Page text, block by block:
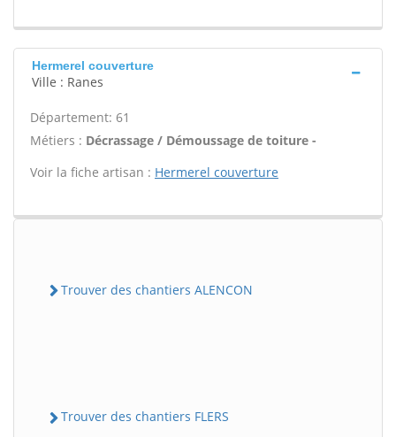
Hermerel couverture
Ville : Ranes
Département: 61
Métiers : Décrassage / Démoussage de toiture -
Voir la fiche artisan : Hermerel couverture
Trouver des chantiers ALENCON
Trouver des chantiers FLERS